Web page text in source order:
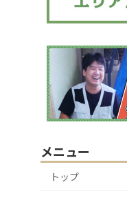
メニュー
トップ